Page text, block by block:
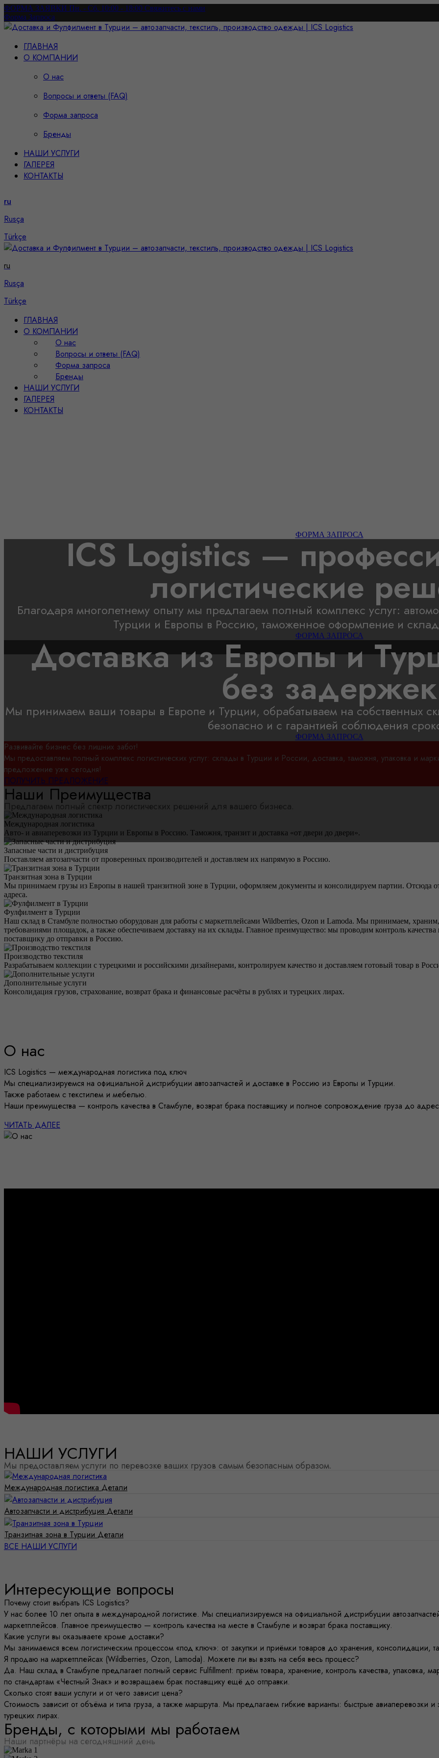
ФОРМА ЗАЯВКИ Пн. - Сб. 10:00 - 18:00 Свяжитесь с нами
Форма Запроса
ГЛАВНАЯ
О КОМПАНИИ
О нас
Вопросы и ответы (FAQ)
Форма запроса
Бренды
НАШИ УСЛУГИ
ГАЛЕРЕЯ
КОНТАКТЫ
ru
Rusça
Türkçe
ru
Rusça
Türkçe
ГЛАВНАЯ
О КОМПАНИИ
О нас
Вопросы и ответы (FAQ)
Форма запроса
Бренды
НАШИ УСЛУГИ
ГАЛЕРЕЯ
КОНТАКТЫ
ФОРМА ЗАПРОСА
ICS Logistics —
логистические
Благодаря многолетнему опыту мы предлагаем полный комплекс услуг:
Турции и Европы в Россию, таможенное оформление и
ФОРМА ЗАПРОСА
Доставка из Европы и
без задержек
Мы принимаем ваши товары в Европе и Турции, обрабатываем на собственных
безопасно и с гарантией соблюдения
ФОРМА ЗАПРОСА
Развивайте бизнес без лишних забот!
Мы предоставляем полный комплекс логистических услуг: склады в Турции и России, доставка, таможня, упаковка и
предложение уже сегодня!
ПОЛУЧИТЬ ПРЕДЛОЖЕНИЕ
Наши Преимущества
Предлагаем полный спектр логистических решений для вашего бизнеса.
Международная логистика
Авто- и авиаперевозки из Турции и Европы в Россию. Таможня, транзит и доставка «от двери до двери».
Запасные части и дистрибуция
Поставляем автозапчасти от проверенных производителей и доставляем их напрямую в Россию.
Транзитная зона в Турции
Мы принимаем грузы из Европы в нашей транзитной зоне в Турции, оформляем документы и консолидируем партии. Отсюда
адреса.
Фулфилмент в Турции
Наш склад в Стамбуле полностью оборудован для работы с маркетплейсами Wildberries, Ozon и Lamoda. Мы принимаем,
требованиями площадок, а также обеспечиваем доставку на их склады. Главное преимущество: мы проводим контроль
поставщику до отправки в Россию.
Производство текстиля
Разрабатываем коллекции с турецкими и российскими дизайнерами, контролируем качество и доставляем готовый товар в
Дополнительные услуги
Консолидация грузов, страхование, возврат брака и финансовые расчёты в рублях и турецких лирах.
О нас
ICS Logistics — международная логистика под ключ
Мы специализируемся на официальной дистрибуции автозапчастей и доставке в Россию из Европы и Турции.
Также работаем с текстилем и мебелью.
Наши преимущества — контроль качества в Стамбуле, возврат брака поставщику и полное сопровождение груза до
ЧИТАТЬ ДАЛЕЕ
НАШИ УСЛУГИ
Мы предоставляем услуги по перевозке ваших грузов самым безопасным образом.
Международная логистика Детали
Автозапчасти и дистрибуция Детали
Транзитная зона в Турции Детали
ВСЕ НАШИ УСЛУГИ
Интересующие вопросы
Почему стоит выбрать ICS Logistics?
У нас более 10 лет опыта в международной логистике. Мы специализируемся на официальной дистрибуции
маркетплейсов. Главное преимущество — контроль качества на месте в Стамбуле и возврат брака поставщику.
Какие услуги вы оказываете кроме доставки?
Мы занимаемся всем логистическим процессом «под ключ»: от закупки и приёмки товаров до хранения, консолидации,
Я продаю на маркетплейсах (Wildberries, Ozon, Lamoda). Можете ли вы взять на себя весь процесс?
Да. Наш склад в Стамбуле предлагает полный сервис Fulfillment: приём товара, хранение, контроль качества, упаковка,
по стандартам «Честный Знак» и возвращаем брак поставщику ещё до отправки.
Сколько стоят ваши услуги и от чего зависит цена?
Стоимость зависит от объёма и типа груза, а также маршрута. Мы предлагаем гибкие варианты: быстрые авиаперевозки
турецких лирах.
Бренды, с которыми мы работаем
Наши партнёры на сегодняшний день